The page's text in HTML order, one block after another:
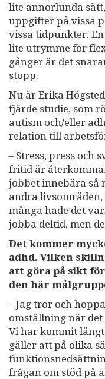
lite annorlunda
uppgifter på vissa
vissa tidpunkter.
lite utrymme för
gånger är det
stopp.
Nu är Erika
fjärde studie, som
autism och/eller
relation till
– Stress, press och
fritid är
jobbet innebära så
andra
många hade det
jobba deltid, men
Det kommer
adhd. Vilken
att göra på sikt
den här
– Jag tror och
omställning när
Vi har kommit
gäller att på olika
frågan om stöd på